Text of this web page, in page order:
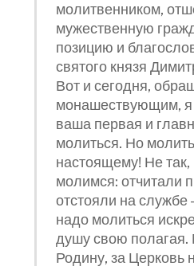
молитвенником,
мужественную
позицию и
святого князя
Вот и сегодня,
монашествующим, я
ваша первая и
молиться. Но
настоящему! Не так,
молимся: отчитали
отстояли на службе
надо молиться
душу свою полагая.
Родину, за Церковь